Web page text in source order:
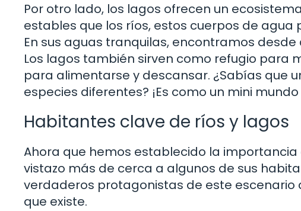
Por otro lado, los lagos ofrecen un
estables que los ríos, estos cuerpos de
En sus aguas tranquilas, encontramos
Los lagos también sirven como refugio para
para alimentarse y descansar. ¿Sabías que
especies diferentes? ¡Es como un mini
Habitantes clave de ríos y lagos
Ahora que hemos establecido la
vistazo más de cerca a algunos de sus
verdaderos protagonistas de este escenario
que existe.